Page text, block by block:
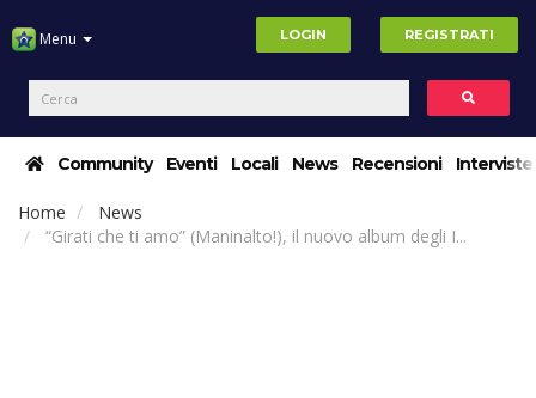
Menu LOGIN REGISTRATI
Community Eventi Locali News Recensioni Interviste
Home
News
“Girati che ti amo” (Maninalto!), il nuovo album degli I...